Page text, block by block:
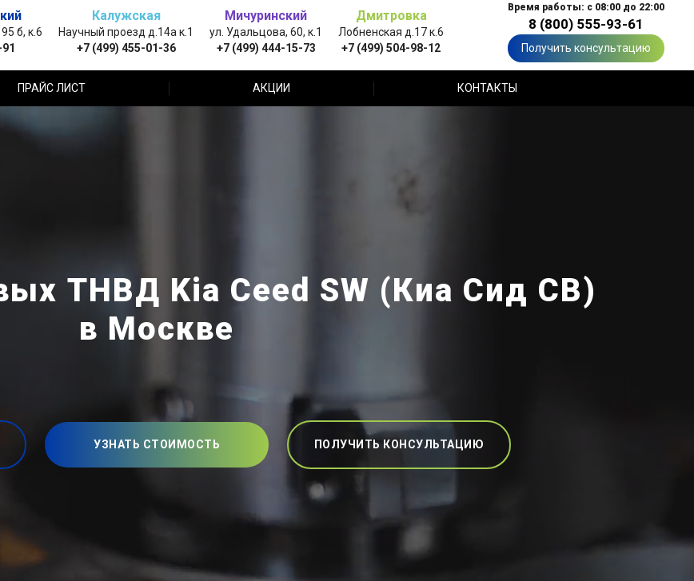
б, к.6
Калужская
Научный проезд д.14а к.1
+7 (499) 455-01-36
Мичуринский
ул. Удальцова, 60, к.1
+7 (499) 444-15-73
Дмитровка
Лобненская д.17 к.6
+7 (499) 504-98-12
Время работы: с 08:00 до 22:00
8 (800) 555-93-61
Получить консультацию
ПРАЙС ЛИСТ АКЦИИ КОНТАКТЫ
ТНВД Kia Ceed SW (Киа Сид СВ)
в Москве
УЗНАТЬ СТОИМОСТЬ ПОЛУЧИТЬ КОНСУЛЬТАЦИЮ